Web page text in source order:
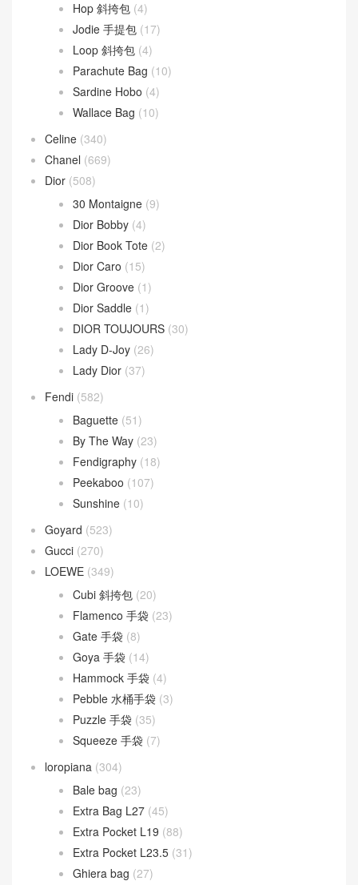
Hop 斜挎包 (4)
Jodie 手提包 (17)
Loop 斜挎包 (4)
Parachute Bag (10)
Sardine Hobo (4)
Wallace Bag (10)
Celine (340)
Chanel (669)
Dior (508)
30 Montaigne (9)
Dior Bobby (4)
Dior Book Tote (2)
Dior Caro (15)
Dior Groove (1)
Dior Saddle (1)
DIOR TOUJOURS (30)
Lady D-Joy (26)
Lady Dior (37)
Fendi (582)
Baguette (51)
By The Way (23)
Fendigraphy (18)
Peekaboo (107)
Sunshine (10)
Goyard (523)
Gucci (270)
LOEWE (349)
Cubi 斜挎包 (20)
Flamenco 手袋 (23)
Gate 手袋 (8)
Goya 手袋 (14)
Hammock 手袋 (4)
Pebble 水桶手袋 (3)
Puzzle 手袋 (35)
Squeeze 手袋 (7)
loropiana (304)
Bale bag (23)
Extra Bag L27 (45)
Extra Pocket L19 (88)
Extra Pocket L23.5 (31)
Ghiera bag (27)